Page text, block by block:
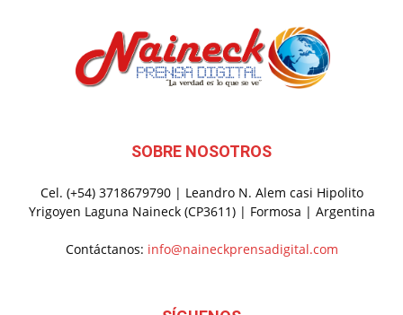
SOBRE NOSOTROS
Cel. (+54) 3718679790 | Leandro N. Alem casi Hipolito
Yrigoyen Laguna Naineck (CP3611) | Formosa | Argentina
Contáctanos: info@naineckprensadigital.com